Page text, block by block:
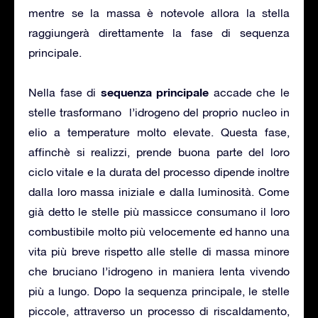
mentre se la massa è notevole allora la stella
raggiungerà direttamente la fase di sequenza
principale.
Nella fase di sequenza principale accade che le
stelle trasformano l’idrogeno del proprio nucleo in
elio a temperature molto elevate. Questa fase,
affinchè si realizzi, prende buona parte del loro
ciclo vitale e la durata del processo dipende inoltre
dalla loro massa iniziale e dalla luminosità. Come
già detto le stelle più massicce consumano il loro
combustibile molto più velocemente ed hanno una
vita più breve rispetto alle stelle di massa minore
che bruciano l’idrogeno in maniera lenta vivendo
più a lungo. Dopo la sequenza principale, le stelle
piccole, attraverso un processo di riscaldamento,